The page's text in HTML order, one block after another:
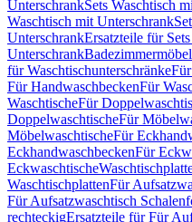
UnterschrankSets Waschtisch
Waschtisch mit Unterschrank
UnterschrankErsatzteile für
UnterschrankBadezimmermöbel
für Waschtischunterschränke
Für HandwaschbeckenFür
WaschtischeFür
DoppelwaschtischeFür
MöbelwaschtischeFür
EckhandwaschbeckenFür
Eckwaschtische
WaschtischplattenFür
Für Aufsatzwaschtisch
rechteckigErsatzteile für Für